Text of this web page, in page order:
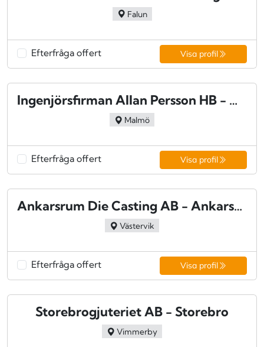
Falun
Efterfråga offert Visa profil
Ingenjörsfirman Allan Persson HB - Malmö
Malmö
Efterfråga offert Visa profil
Ankarsrum Die Casting AB - Ankarsrum
Västervik
Efterfråga offert Visa profil
Storebrogjuteriet AB - Storebro
Vimmerby